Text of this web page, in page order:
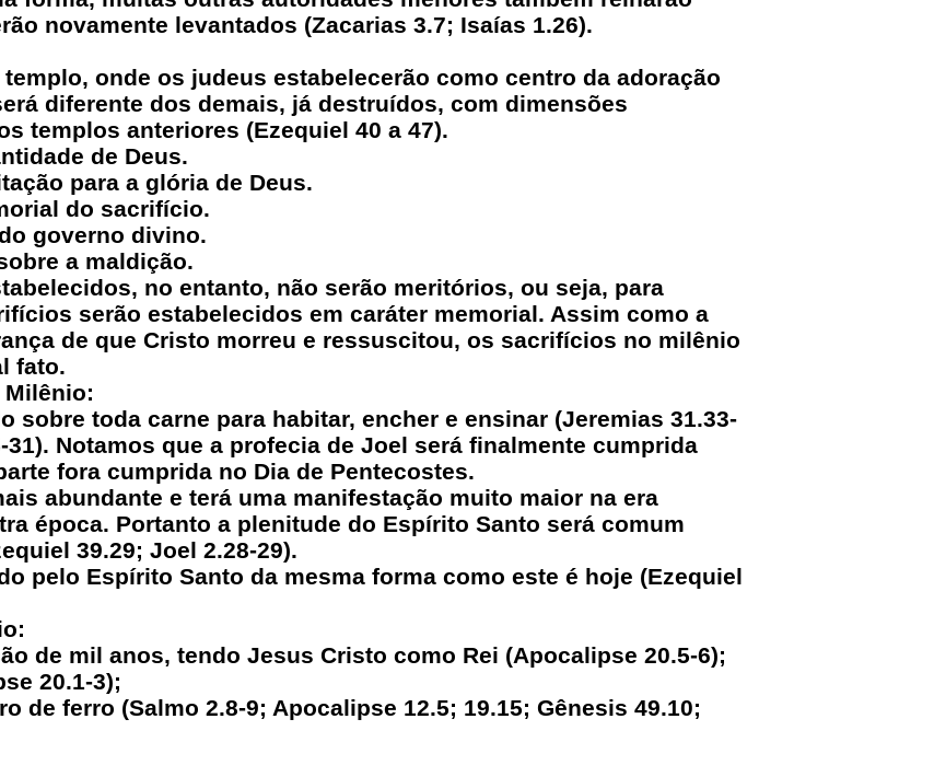
novamente levantados (Zacarias 3.7; Isaías 1.26).
onde os judeus estabelecerão como centro da adoração
diferente dos demais, já destruídos, com dimensões
templos anteriores (Ezequiel 40 a 47).
de Deus.
para a glória de Deus.
do sacrifício.
governo divino.
a maldição.
no entanto, não serão meritórios, ou seja, para
serão estabelecidos em caráter memorial. Assim como a
de que Cristo morreu e ressuscitou, os sacrifícios no milênio
fato.
Milênio:
sobre toda carne para habitar, encher e ensinar (Jeremias 31.33-
31). Notamos que a profecia de Joel será finalmente cumprida
fora cumprida no Dia de Pentecostes.
abundante e terá uma manifestação muito maior na era
época. Portanto a plenitude do Espírito Santo será comum
39.29; Joel 2.28-29).
pelo Espírito Santo da mesma forma como este é hoje (Ezequiel
de mil anos, tendo Jesus Cristo como Rei (Apocalipse 20.5-6);
20.1-3);
de ferro (Salmo 2.8-9; Apocalipse 12.5; 19.15; Gênesis 49.10;